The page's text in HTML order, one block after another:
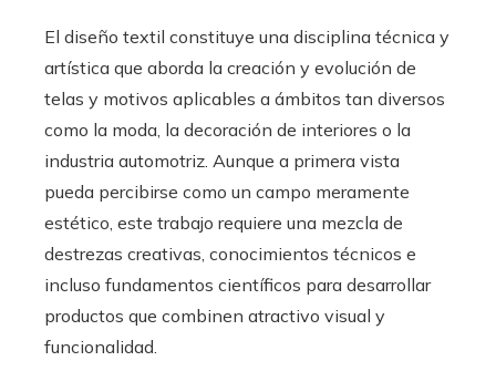
El diseño textil constituye una disciplina técnica y
artística que aborda la creación y evolución de
telas y motivos aplicables a ámbitos tan diversos
como la moda, la decoración de interiores o la
industria automotriz. Aunque a primera vista
pueda percibirse como un campo meramente
estético, este trabajo requiere una mezcla de
destrezas creativas, conocimientos técnicos e
incluso fundamentos científicos para desarrollar
productos que combinen atractivo visual y
funcionalidad.